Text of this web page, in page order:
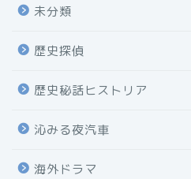
未分類
歴史探偵
歴史秘話ヒストリア
沁みる夜汽車
海外ドラマ